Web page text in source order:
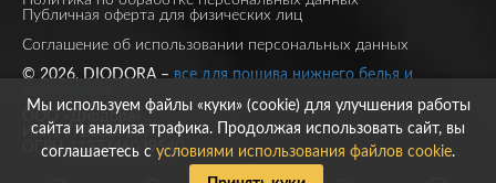
Публичная оферта для физических лиц
Соглашение об использовании персональных данных
© 2026, DIODORA –все для пошива нижнего белья и
ООО «Диодора»
ИНН 7723860297
ОГРН 1137746039540
Мы используем файлы «куки» (cookie) для улучшения работы
сайта и анализа трафика. Продолжая использовать сайт, вы
соглашаетесь с условиями использования файлов cookie.